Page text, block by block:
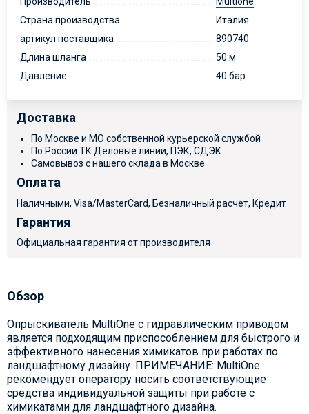
Страна производства
Италия
артикул поставщика
890740
Длина шланга
50 м
Давление
40 бар
Доставка
По Москве и МО собственной курьерской службой
По России ТК Деловые линии, ПЭК, СДЭК
Самовывоз с нашего склада в Москве
Оплата
Наличными, Visa/MasterCard, Безналичный расчет, Кредит
Гарантия
Официальная гарантия от производителя
Обзор
Опрыскиватель MultiOne с гидравлическим приводом
является подходящим приспособлением для быстрого и
эффективного нанесения химикатов при работах по
ландшафтному дизайну. ПРИМЕЧАНИЕ: MultiOne
рекомендует оператору носить соответствующие
средства индивидуальной защиты при работе с
химикатами для ландшафтного дизайна.